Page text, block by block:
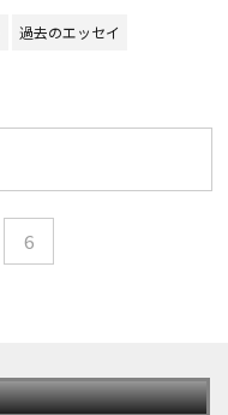
過去のエッセイ
6